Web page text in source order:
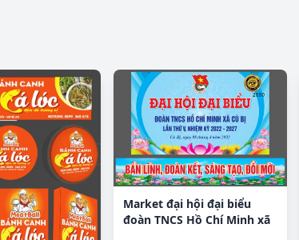
Market đại hội đại biểu
đoàn TNCS Hồ Chí Minh xã